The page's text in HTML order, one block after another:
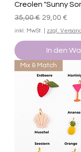
Creolen "Sunny
Standardpreis
35,00 € Sale-Preis
29,00 €
inkl. MwSt. zzgl. Versand
In den
Mix & Match